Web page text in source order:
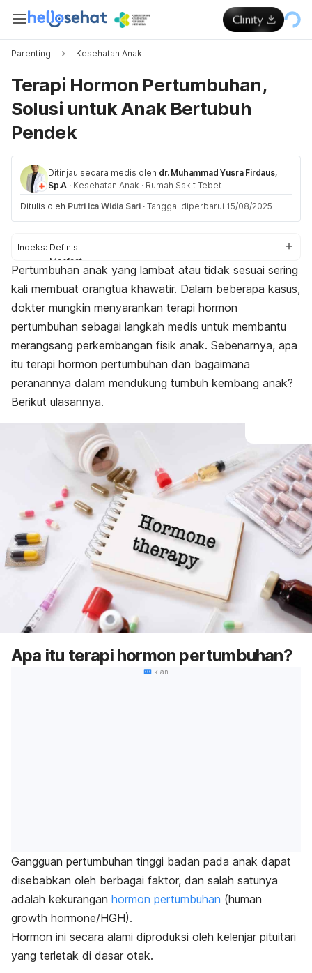
Parenting Kesehatan Anak
Terapi Hormon Pertumbuhan,
Solusi untuk Anak Bertubuh
Pendek
Ditinjau secara medis oleh dr. Muhammad Yusra Firdaus,
Sp.A · Kesehatan Anak · Rumah Sakit Tebet
Ditulis oleh Putri Ica Widia Sari · Tanggal diperbarui 15/08/2025
Indeks: Definisi
Manfaat
Prosedur
Efek samping
Pertumbuhan anak yang lambat atau tidak sesuai sering
kali membuat orangtua khawatir. Dalam beberapa kasus,
dokter mungkin menyarankan terapi hormon
pertumbuhan sebagai langkah medis untuk membantu
merangsang perkembangan fisik anak. Sebenarnya, apa
itu terapi hormon pertumbuhan dan bagaimana
peranannya dalam mendukung tumbuh kembang anak?
Berikut ulasannya.
Apa itu terapi hormon pertumbuhan?
Iklan
Gangguan pertumbuhan tinggi badan pada anak dapat
disebabkan oleh berbagai faktor, dan salah satunya
adalah kekurangan hormon pertumbuhan (human
growth hormone/HGH).
Hormon ini secara alami diproduksi oleh kelenjar pituitari
yang terletak di dasar otak.